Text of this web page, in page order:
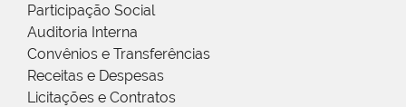
Participação Social
Auditoria Interna
Convênios e Transferências
Receitas e Despesas
Licitações e Contratos